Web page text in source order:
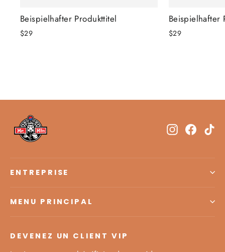
Beispielhafter Produkttitel
$29
Beispielhafter
$29
Instagram
ENTREPRISE
MENU PRINCIPAL
DEVENEZ UN CLIENT VIP